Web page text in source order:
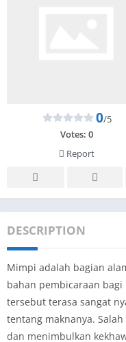
0/5
Votes: 0
Report
DESCRIPTION
Mimpi adalah bagian
bahan pembicaraan
tersebut terasa sangat
tentang maknanya.
dan menimbulkan